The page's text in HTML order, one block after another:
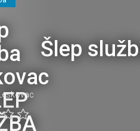
Šlep
Leskovac